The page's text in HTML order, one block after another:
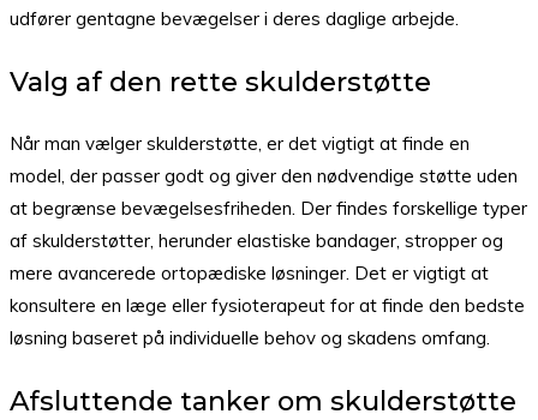
udfører gentagne bevægelser i deres daglige arbejde.
Valg af den rette skulderstøtte
Når man vælger skulderstøtte, er det vigtigt at finde en
model, der passer godt og giver den nødvendige støtte uden
at begrænse bevægelsesfriheden. Der findes forskellige typer
af skulderstøtter, herunder elastiske bandager, stropper og
mere avancerede ortopædiske løsninger. Det er vigtigt at
konsultere en læge eller fysioterapeut for at finde den bedste
løsning baseret på individuelle behov og skadens omfang.
Afsluttende tanker om skulderstøtte